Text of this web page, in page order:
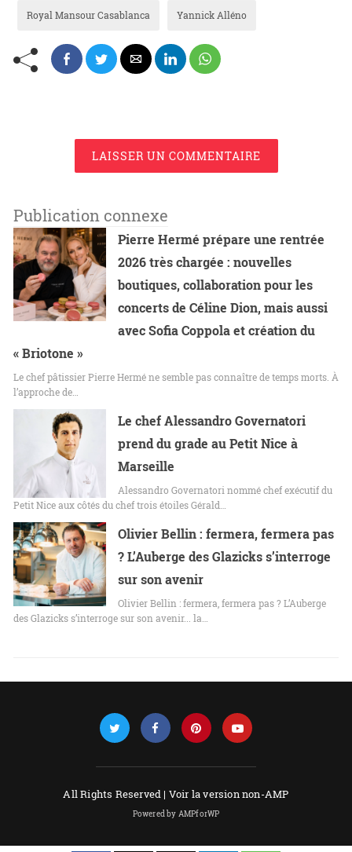
Royal Mansour Casablanca Yannick Alléno
LAISSER UN COMMENTAIRE
Publication connexe
Pierre Hermé prépare une rentrée
2026 très chargée : nouvelles
boutiques, collaboration pour les
concerts de Céline Dion, mais aussi
avec Sofia Coppola et création du
« Briotone »
Le chef pâtissier Pierre Hermé ne semble pas connaître de temps morts. À
l’approche de…
Le chef Alessandro Governatori
prend du grade au Petit Nice à
Marseille
Alessandro Governatori nommé chef exécutif du
Petit Nice aux côtés du chef trois étoiles Gérald…
Olivier Bellin : fermera, fermera pas
? L’Auberge des Glazicks s’interroge
sur son avenir
Olivier Bellin : fermera, fermera pas ? L’Auberge
des Glazicks s’interroge sur son avenir... la…
All Rights Reserved | Voir la version non-AMP
Powered by AMPforWP